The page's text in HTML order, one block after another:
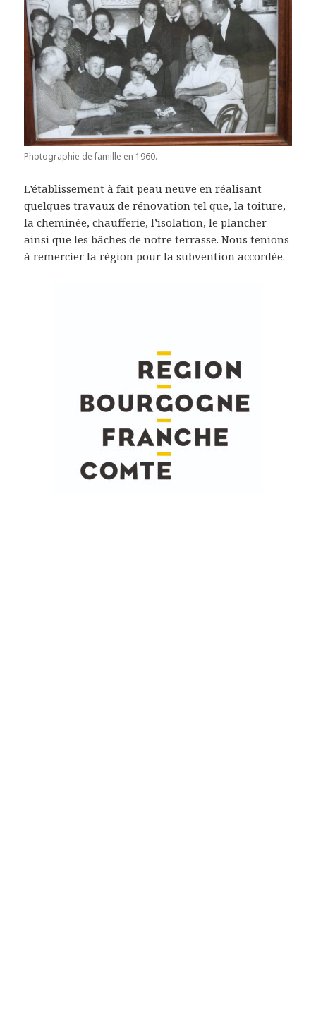
Photographie de famille en 1960.
L’établissement à fait peau neuve en réalisant
quelques travaux de rénovation tel que, la toiture,
la cheminée, chaufferie, l’isolation, le plancher
ainsi que les bâches de notre terrasse. Nous tenions
à remercier la région pour la subvention accordée.